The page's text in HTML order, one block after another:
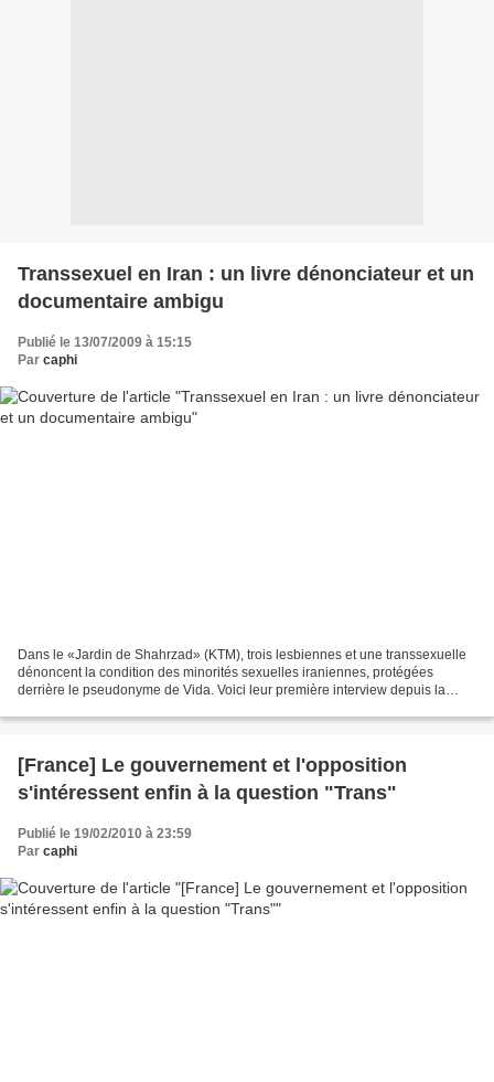
Transsexuel en Iran : un livre dénonciateur et un
documentaire ambigu
Publié le 13/07/2009 à 15:15
Par caphi
Dans le «Jardin de Shahrzad» (KTM), trois lesbiennes et une transsexuelle
dénoncent la condition des minorités sexuelles iraniennes, protégées
derrière le pseudonyme de Vida. Voici leur première interview depuis la
[France] Le gouvernement et l'opposition
s'intéressent enfin à la question "Trans"
Publié le 19/02/2010 à 23:59
Par caphi